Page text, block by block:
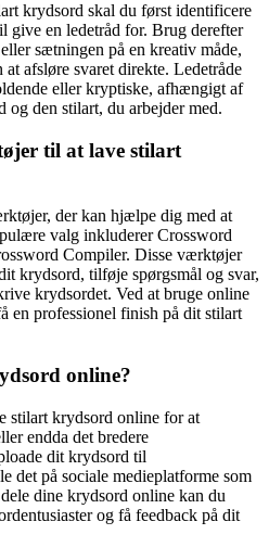
krydsord skal du først identificere
give en ledetråd for. Brug derefter
sætningen på en kreativ måde,
afsløre svaret direkte. Ledetråde
eller kryptiske, afhængigt af
den stilart, du arbejder med.
til at lave stilart
der kan hjælpe dig med at
valg inkluderer Crossword
Compiler. Disse værktøjer
krydsord, tilføje spørgsmål og svar,
krydsordet. Ved at bruge online
en professionel finish på dit stilart
online?
stilart krydsord online for at
endda det bredere
dit krydsord til
det på sociale medieplatforme som
dine krydsord online kan du
og få feedback på dit